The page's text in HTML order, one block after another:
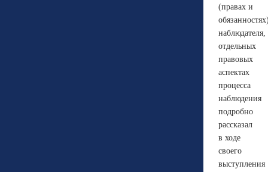
(правах и
наблюдателя,
отдельных
правовых
аспектах
процесса
наблюдения
подробно
рассказал
в ходе
своего
выступления